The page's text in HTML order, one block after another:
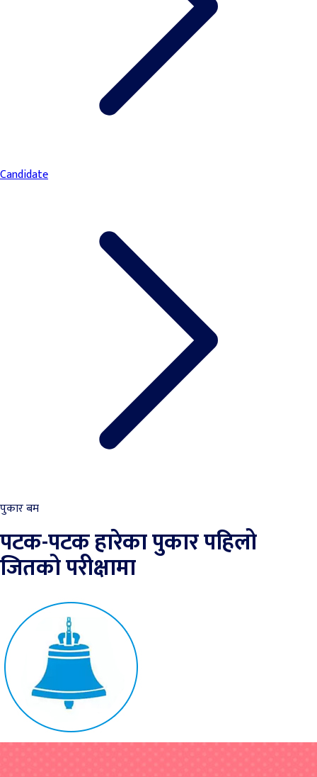
Candidate
पुकार बम
पटक-पटक हारेका पुकार पहिलो
जितको परीक्षामा